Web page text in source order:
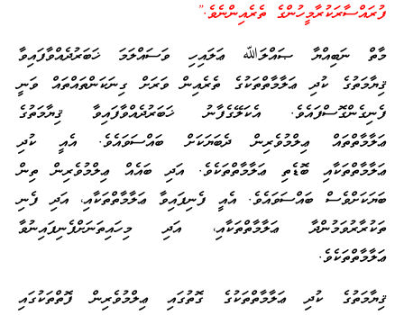
ފުރައްސާރަކުރާމީހުންގެ ތެރެއިންނެވެ.”
މާތް ނަބިއްޔާ ޞައްލަﷲ ޢަލައިހި ވަސައްލަމަ ޚަބަރުދެއްވާފައިވާ
ޤިޔާމަތުގެ ކުދި ޢަލާމާތްތަކުގެ ތެރެއިން ވަރަށް ގިނަކަންތައްތައް ވަނީ
ފެނިގެންގޮސްފައެވެ. އެކަލޭގެފާނު ޚަބަރުދެއްވާފައިވާ ޤިޔާމަތުގެ
ޢަލާމާތްތައް ޢިލްމުވެރިން ދެބަޔަކަށް ބައްސަވައެވެ. އެއީ ކުދި
ޢަލާމާތްތަކާއި ބޮޑެތި ޢަލާމާތްތަކެވެ. އަދި ބައެއް ޢިލްމުވެރިން ތިން
ބަޔަކަށްވެސް ބައްސަވައެވެ. އެއީ ފެނިފައިވާ ޢަލާމާތްތަކާއި، އަދި ފެނި
ތަކުރާރުވަމުންދާ ޢަލާމާތްތަކާއި، އަދި މިހައިތަނަށްފެނިފައިނުވާ
ޢަލާމާތްތަކެވެ.
ޤިޔާމަތުގެ ކުދި ޢަލާމާތްތަކުގެ ގޮތުގައި ޢިލްމުވެރިން ފޮތްތަކުގައި